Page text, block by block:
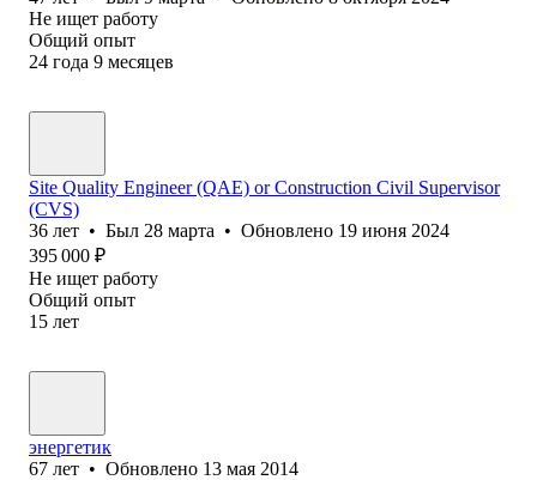
Не ищет работу
Общий опыт
24 года 9 месяцев
Site Quality Engineer (QAE) or Construction Civil Supervisor
(CVS)
36 лет • Был 28 марта • Обновлено 19 июня 2024
395 000 ₽
Не ищет работу
Общий опыт
15 лет
энергетик
67 лет • Обновлено 13 мая 2014